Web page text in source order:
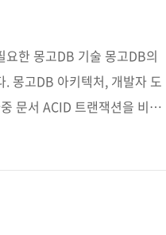
이 바로 그 길잡이가 되어줄
요한 몽고DB 기술 몽고DB의
몽고DB 아키텍처, 개발자 도
문서 ACID 트랜잭션을 비롯
케이션에 유용한 최신 기능
[교보문고] [도서11번가] [알